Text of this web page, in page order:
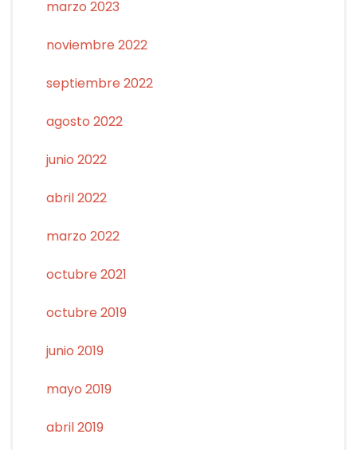
marzo 2023
noviembre 2022
septiembre 2022
agosto 2022
junio 2022
abril 2022
marzo 2022
octubre 2021
octubre 2019
junio 2019
mayo 2019
abril 2019